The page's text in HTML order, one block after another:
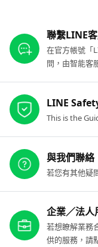
聯繫LINE
在官方帳號「
問，由智能客
LINE
This is the
與我們聯絡
若您有其他疑
企業／法人
若想瞭解業務
供的服務，請